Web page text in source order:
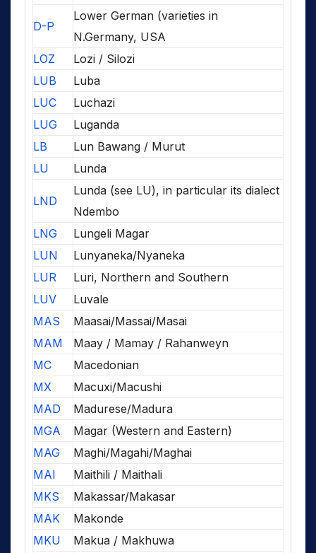
D-P
Lower German (varieties in
N.Germany, USA
LOZ
Lozi / Silozi
LUB
Luba
LUC
Luchazi
LUG
Luganda
LB
Lun Bawang / Murut
LU
Lunda
LND
Lunda (see LU), in particular its dialect
Ndembo
LNG
Lungeli Magar
LUN
Lunyaneka/Nyaneka
LUR
Luri, Northern and Southern
LUV
Luvale
MAS
Maasai/Massai/Masai
MAM
Maay / Mamay / Rahanweyn
MC
Macedonian
MX
Macuxi/Macushi
MAD
Madurese/Madura
MGA
Magar (Western and Eastern)
MAG
Maghi/Magahi/Maghai
MAI
Maithili / Maithali
MKS
Makassar/Makasar
MAK
Makonde
MKU
Makua / Makhuwa